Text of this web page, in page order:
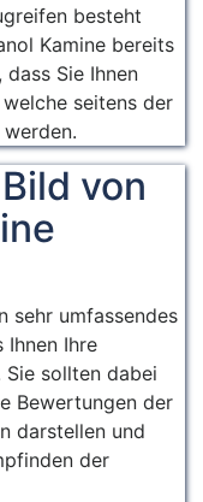
besteht
Kamine bereits
Sie Ihnen
seitens der
von
sehr umfassendes
Ihnen Ihre
Sie sollten dabei
Bewertungen der
darstellen und
der